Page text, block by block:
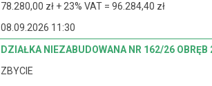
78.280,00 zł + 23% VAT = 96.284,40 zł
08.09.2026 11:30
DZIAŁKA NIEZABUDOWANA NR 162/26 OBRĘB
ZBYCIE